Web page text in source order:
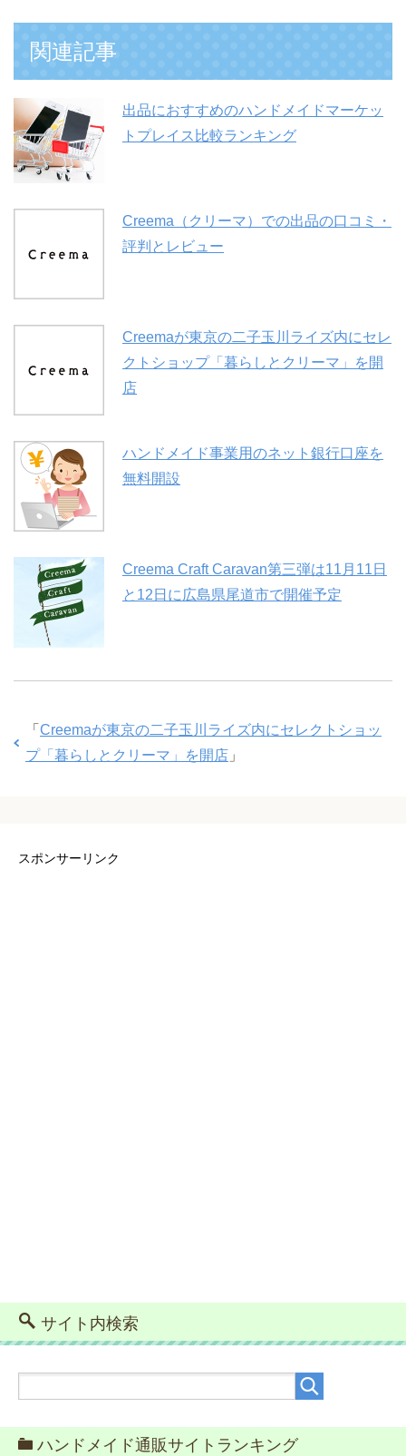
関連記事
出品におすすめのハンドメイドマーケッ
トプレイス比較ランキング
Creema（クリーマ）での出品の口コミ・
評判とレビュー
Creemaが東京の二子玉川ライズ内にセレ
クトショップ「暮らしとクリーマ」を開
店
ハンドメイド事業用のネット銀行口座を
無料開設
Creema Craft Caravan第三弾は11月11日
と12日に広島県尾道市で開催予定
「 Creemaが東京の二子玉川ライズ内にセレクトショッ
プ「暮らしとクリーマ」を開店 」
スポンサーリンク
サイト内検索
ハンドメイド通販サイトランキング